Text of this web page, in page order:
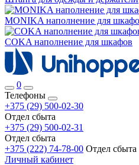
MONIKA наполнение для
COKA наполнение для шкафов
0
Телефоны
+375 (29) 500-02-30
Отдел сбыта
+375 (29) 500-02-31
Отдел сбыта
+375 (222) 74-78-00 Отдел сбыта
Личный кабинет